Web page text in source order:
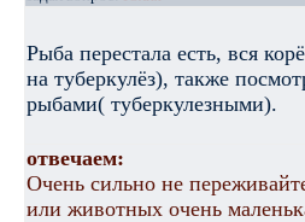
Рыба перестала есть, вся
на туберкулёз), также
рыбами( туберкулезными).
отвечаем:
Очень сильно не
или животных очень